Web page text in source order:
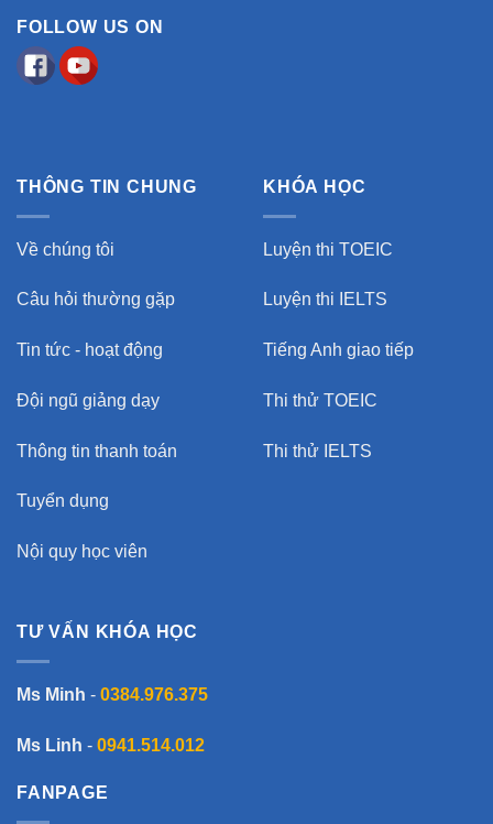
FOLLOW US ON
THÔNG TIN CHUNG
Về chúng tôi
Câu hỏi thường gặp
Tin tức - hoạt động
Đội ngũ giảng dạy
Thông tin thanh toán
Tuyển dụng
Nội quy học viên
KHÓA HỌC
Luyện thi TOEIC
Luyện thi IELTS
Tiếng Anh giao tiếp
Thi thử TOEIC
Thi thử IELTS
TƯ VẤN KHÓA HỌC
Ms Minh - 0384.976.375
Ms Linh - 0941.514.012
FANPAGE